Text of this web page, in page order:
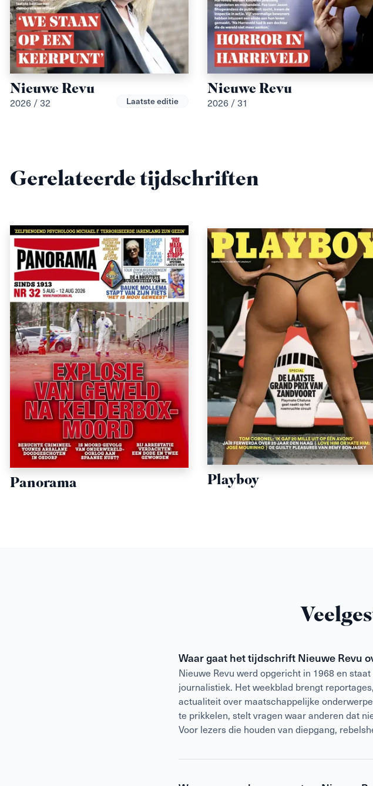
Nieuwe Revu
2026 / 32 Laatste editie
Nieuwe Revu
2026 / 31
Gerelateerde tijdschriften
Panorama Playboy
Waar gaat het tijdschrift Nieuwe Revu
Nieuwe Revu werd opgericht in 1968 en
journalistiek. Het weekblad brengt
actualiteit over maatschappelijke
te prikkelen, stelt vragen waar anderen dat
Voor lezers die houden van diepgang,